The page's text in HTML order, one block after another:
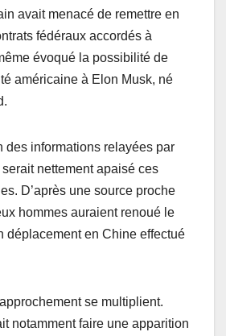
avait menacé de remettre en
fédéraux accordés à
évoqué la possibilité de
américaine à Elon Musk, né
des informations relayées par
nettement apaisé ces
D’après une source proche
hommes auraient renoué le
déplacement en Chine effectué
se multiplient.
notamment faire une apparition